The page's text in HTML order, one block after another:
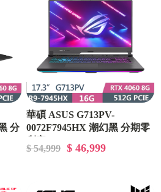
分
華碩 ASUS G713PV-
0072F7945HX 潮幻黑 分期零
$ 54,999 $ 46,999